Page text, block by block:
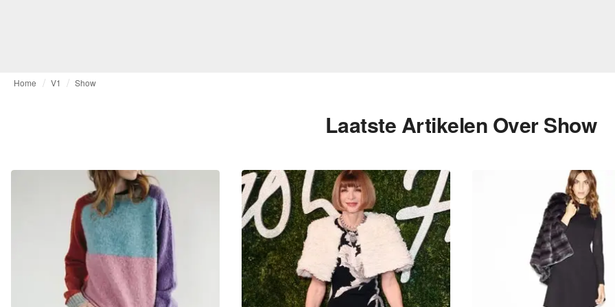
Home V1 Show
Laatste Artikelen Over Show